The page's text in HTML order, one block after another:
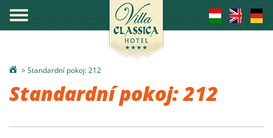
° > Standardní pokoj: 212
Standardní pokoj: 212